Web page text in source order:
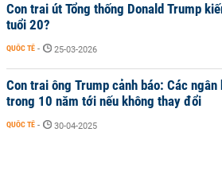
Con trai út Tổng thống Donald Trump
tuổi 20?
QUỐC TẾ - 25-03-2026
Con trai ông Trump cảnh báo: Các ngân
trong 10 năm tới nếu không thay đổi
QUỐC TẾ - 30-04-2025